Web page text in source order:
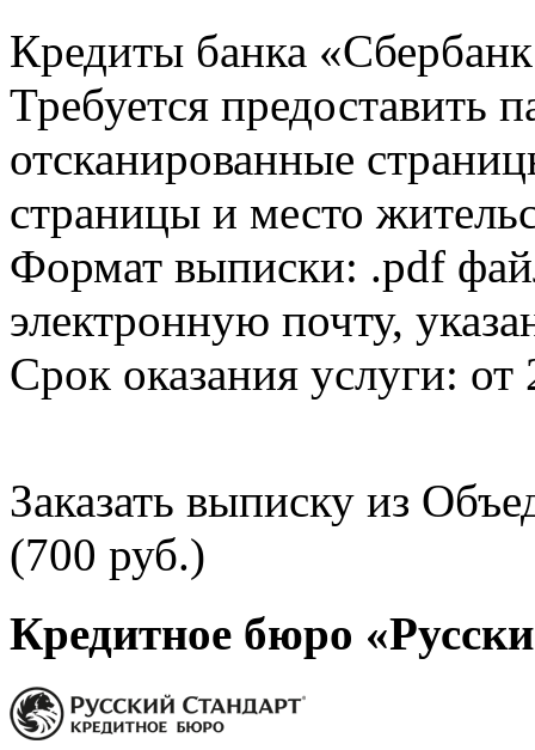
Кредиты банка
Требуется предоставить
отсканированные
страницы и место
Формат выписки: .pdf
электронную почту,
Срок оказания услуги: от
Заказать выписку из
(700 руб.)
Кредитное бюро